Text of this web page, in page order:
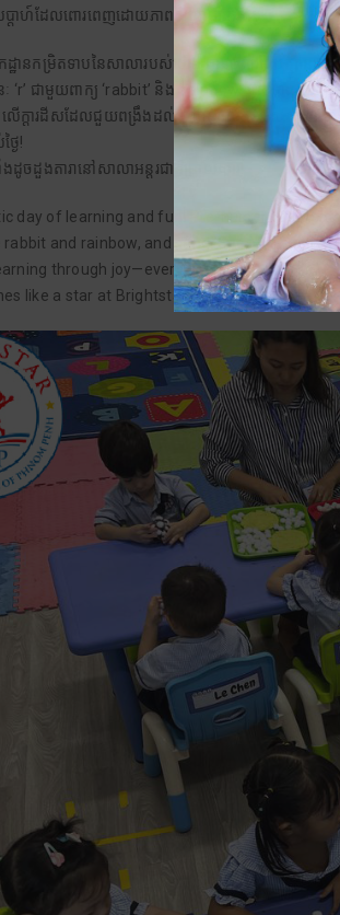
ប្តាហ៍ដែលពោរពេញដោយភាពសប្បាយរីករាយ!
រកដ្ឋានកម្រិតទាបនៃសាលារបស់យើង បានចូលរួមសិក្សានូ
ជាមួយពាក្យ ‘rabbit’ និង ‘rainbow’ ព្រមទាំងការច្
លើក្តារដីសដែលជួយពង្រឹងដល់បំណិនចលកររបស់សិស្សហើយនោះ
ៃ!
ដូចដួងតារានៅសាលាអន្តរជាតិប្រាយស្តារ!
day of learning and fun! Pre-nursery
and rainbow, and sang ‘See My
through joy—every day!
like a star at Brightstar!